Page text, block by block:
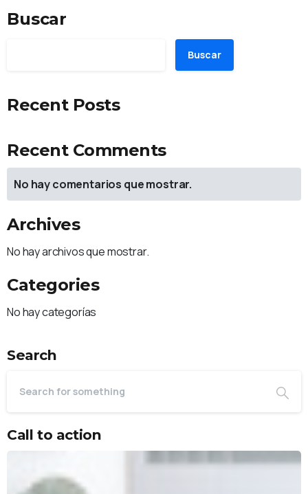
Buscar
Buscar
Recent Posts
Recent Comments
No hay comentarios que mostrar.
Archives
No hay archivos que mostrar.
Categories
No hay categorías
Search
Call to action